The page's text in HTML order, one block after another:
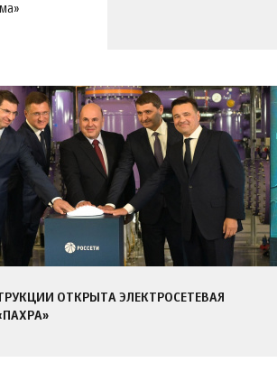
ОТКРЫТА ЭЛЕКТРОСЕТЕВАЯ